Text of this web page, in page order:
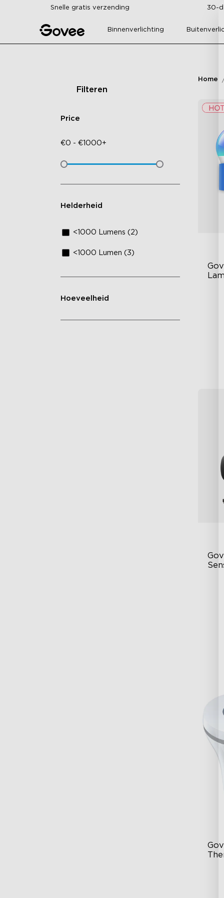
Skip to contentSnelle gratis verzending 30-
Binnenverlichting
Filteren
Price
€0 - €1000+
Helderheid
<1000 Lumens (2)
<1000 Lumen (3)
Hoeveelheid
Home